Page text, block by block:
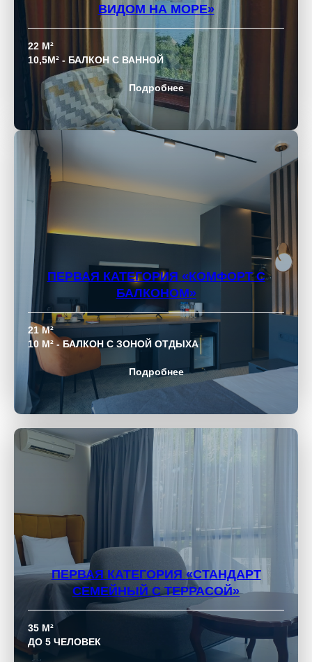
ВИДОМ НА МОРЕ»
22 М²
10,5М² - БАЛКОН С ВАННОЙ
Подробнее
ПЕРВАЯ КАТЕГОРИЯ «КОМФОРТ С
БАЛКОНОМ»
21 М²
10 М² - БАЛКОН С ЗОНОЙ ОТДЫХА
Подробнее
ПЕРВАЯ КАТЕГОРИЯ «СТАНДАРТ
СЕМЕЙНЫЙ С ТЕРРАСОЙ»
35 М²
ДО 5 ЧЕЛОВЕК